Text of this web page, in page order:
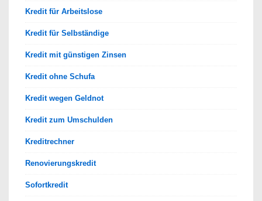
Kredit für Arbeitslose
Kredit für Selbständige
Kredit mit günstigen Zinsen
Kredit ohne Schufa
Kredit wegen Geldnot
Kredit zum Umschulden
Kreditrechner
Renovierungskredit
Sofortkredit